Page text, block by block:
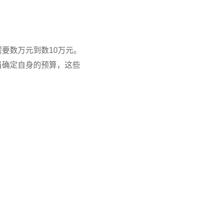
数万元到数10万元。
定自身的预算，这些